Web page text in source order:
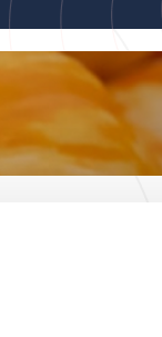
سایر محصولات